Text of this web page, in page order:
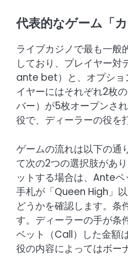
代表的なゲーム「
ライブカジノで最も一般
しており、プレイヤー
ante bet）と、オプショ
イヤーにはそれぞれ2枚
バー）が5枚オープンさ
役で、ディーラーの役を
ゲームの流れは以下の通
て次の2つの選択肢があ
ットする場合は、Ante
手札が「Queen High」
どうかを確認します。
す。ディーラーの手が条
ベット（Call）した金額
役の内容によってはボー